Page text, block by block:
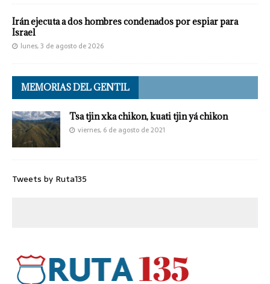
Irán ejecuta a dos hombres condenados por espiar para
Israel
lunes, 3 de agosto de 2026
MEMORIAS DEL GENTIL
Tsa tjin xka chikon, kuati tjin yá chikon
viernes, 6 de agosto de 2021
Tweets by Ruta135